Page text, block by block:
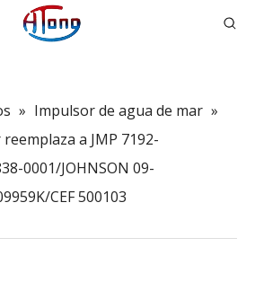
» Impulsor de agua de mar »
a JMP 7192-
0001/JOHNSON 09-
CEF 500103